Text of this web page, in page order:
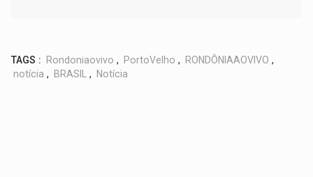
TAGS : Rondoniaovivo , PortoVelho , RONDÔNIAAOVIVO ,
notícia , BRASIL , Notícia